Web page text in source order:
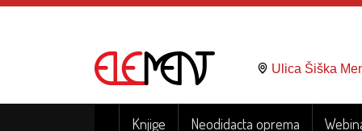
Ulica Šiška
Knjige Neodidacta oprema